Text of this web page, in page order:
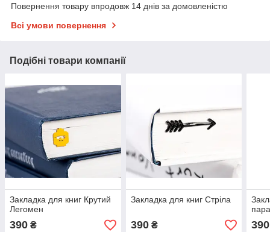
Повернення товару впродовж 14 днів за домовленістю
Всі умови повернення
Подібні товари компанії
Закладка для книг Крутий
Легомен
390 ₴
Закладка для книг Стріла
390₴ 390